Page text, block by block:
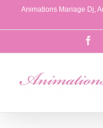
Passer
contenu
Animations Mariage Dj,